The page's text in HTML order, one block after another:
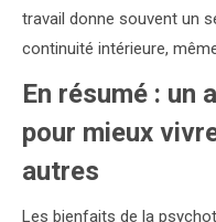
travail donne souvent un
continuité intérieure,
En résumé : un
pour mieux
autres
Les bienfaits de la